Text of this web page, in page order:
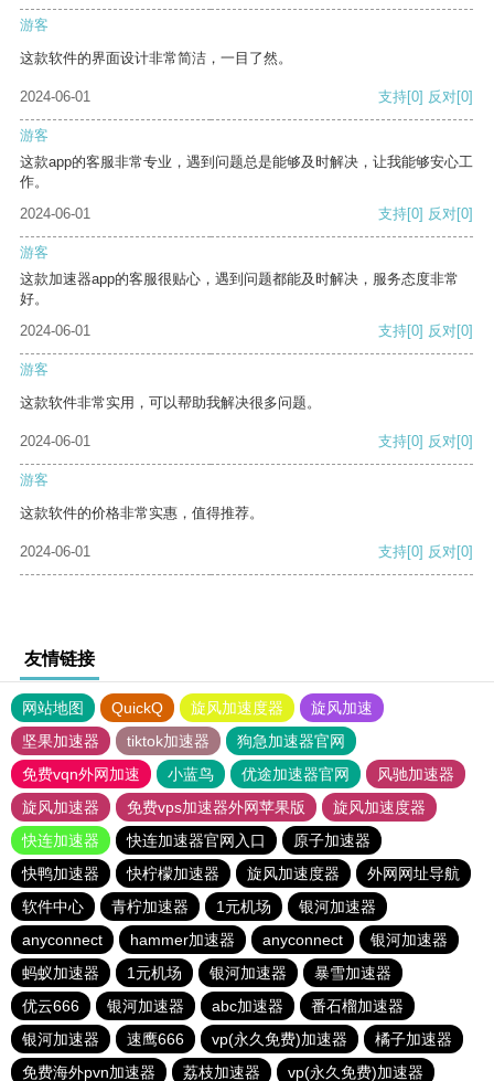
游客
这款软件的界面设计非常简洁，一目了然。
2024-06-01 支持[0] 反对[0]
游客
这款app的客服非常专业，遇到问题总是能够及时解决，让我能够安心工
作。
2024-06-01
支持[0] 反对[0]
游客
这款加速器app的客服很贴心，遇到问题都能及时解决，服务态度非常
好。
2024-06-01
支持[0] 反对[0]
游客
这款软件非常实用，可以帮助我解决很多问题。
2024-06-01 支持[0] 反对[0]
游客
这款软件的价格非常实惠，值得推荐。
2024-06-01 支持[0] 反对[0]
友情链接
网站地图 QuickQ 旋风加速度器
旋风加速
坚果加速器
tiktok加速器
狗急加速器官网
免费vqn外网加速
小蓝鸟 优途加速器官网
风驰加速器
旋风加速器
免费vps加速器外网苹果版
旋风加速度器
快连加速器
快连加速器官网入口
原子加速器
快鸭加速器
快柠檬加速器 旋风加速度器
外网网址导航
软件中心
青柠加速器 1元机场
银河加速器
anyconnect
hammer加速器 anyconnect
银河加速器
蚂蚁加速器
1元机场 银河加速器
暴雪加速器
优云666
银河加速器 abc加速器
番石榴加速器
银河加速器
速鹰666 vp(永久免费)加速器
橘子加速器
免费海外pvn加速器
荔枝加速器 vp(永久免费)加速器